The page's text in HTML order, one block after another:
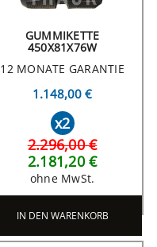
GUMMIKETTE
450X81X76W
12 MONATE GARANTIE
1.148,00 €
x2
2.296,00 €
2.181,20 €
ohne MwSt.
IN DEN WARENKORB